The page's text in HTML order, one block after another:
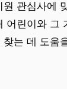
관심사에
어린이와 그
는 데 도움